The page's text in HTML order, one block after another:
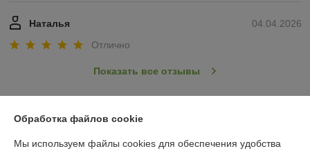
04.04.2026
Наталья
Отлично
Показать все отзывы
О нас
Обработка файлов cookie
Мы используем файлы cookies для обеспечения удобства